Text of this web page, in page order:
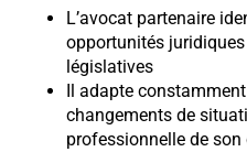
L’avocat partenaire
opportunités
législatives
Il adapte
changements de
professionnelle de son